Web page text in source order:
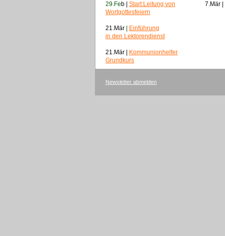
29.Feb | Start:Leitung von
Wortgottesfeiern
21.Mär | Einführung
in den Lektorendienst
21.Mär | Kommunionhelfer
Grundkurs
7.Mär |
Newsletter abmelden